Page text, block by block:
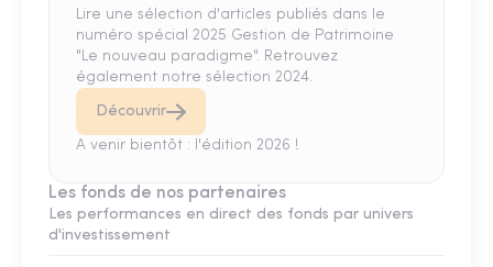
Lire une sélection d'articles publiés dans le
numéro spécial 2025 Gestion de Patrimoine
"Le nouveau paradigme". Retrouvez
également notre sélection 2024.
Découvrir
A venir bientôt : l'édition 2026 !
Les fonds de nos partenaires
Les performances en direct des fonds par univers
d'investissement